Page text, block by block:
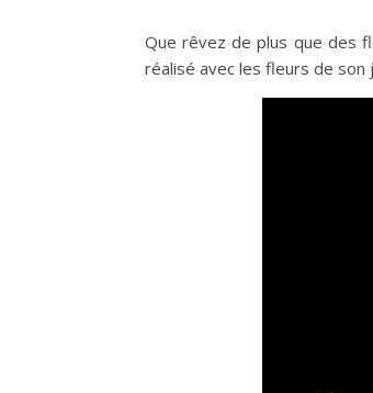
Que rêvez de plus que des
réalisé avec les fleurs de son